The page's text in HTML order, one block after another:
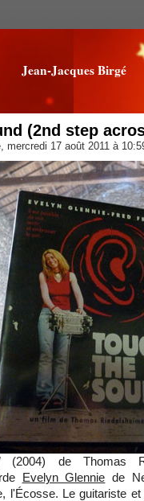
Jean-Jacques Birgé
(2nd step
mercredi 17 août 2011 à
(2004) de Thomas
Evelyn Glennie de
l'Écosse. Le guitariste